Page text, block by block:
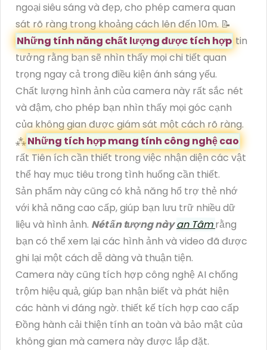
ngoại siêu sáng và đẹp, cho phép camera quan
sát rõ ràng trong khoảng cách lên đến 10m. 📝
Những tính năng chất lượng được tích hợp tin
tưởng rằng bạn sẽ nhìn thấy mọi chi tiết quan
trọng ngay cả trong điều kiện ánh sáng yếu.
Chất lượng hình ảnh của camera này rất sắc nét
và đậm, cho phép bạn nhìn thấy mọi góc cạnh
của không gian được giám sát một cách rõ ràng.
⁂Những tích hợp mang tính công nghệ cao
rất Tiên ích cần thiết trong việc nhận diện các vật
thể hay mục tiêu trong tình huống cần thiết.
Sản phẩm này cũng có khả năng hổ trợ thẻ nhớ
với khả năng cao cấp, giúp bạn lưu trữ nhiều dữ
liệu và hình ảnh. Nét ấn tượng này an Tâmrằng
bạn có thể xem lại các hình ảnh và video đã được
ghi lại một cách dễ dàng và thuận tiện.
Camera này cũng tích hợp công nghệ AI chống
trộm hiệu quả, giúp bạn nhận biết và phát hiện
các hành vi đáng ngờ. thiết kế tích hợp cao cấp
Đồng hành cải thiện tính an toàn và bảo mật của
không gian mà camera này được lắp đặt.